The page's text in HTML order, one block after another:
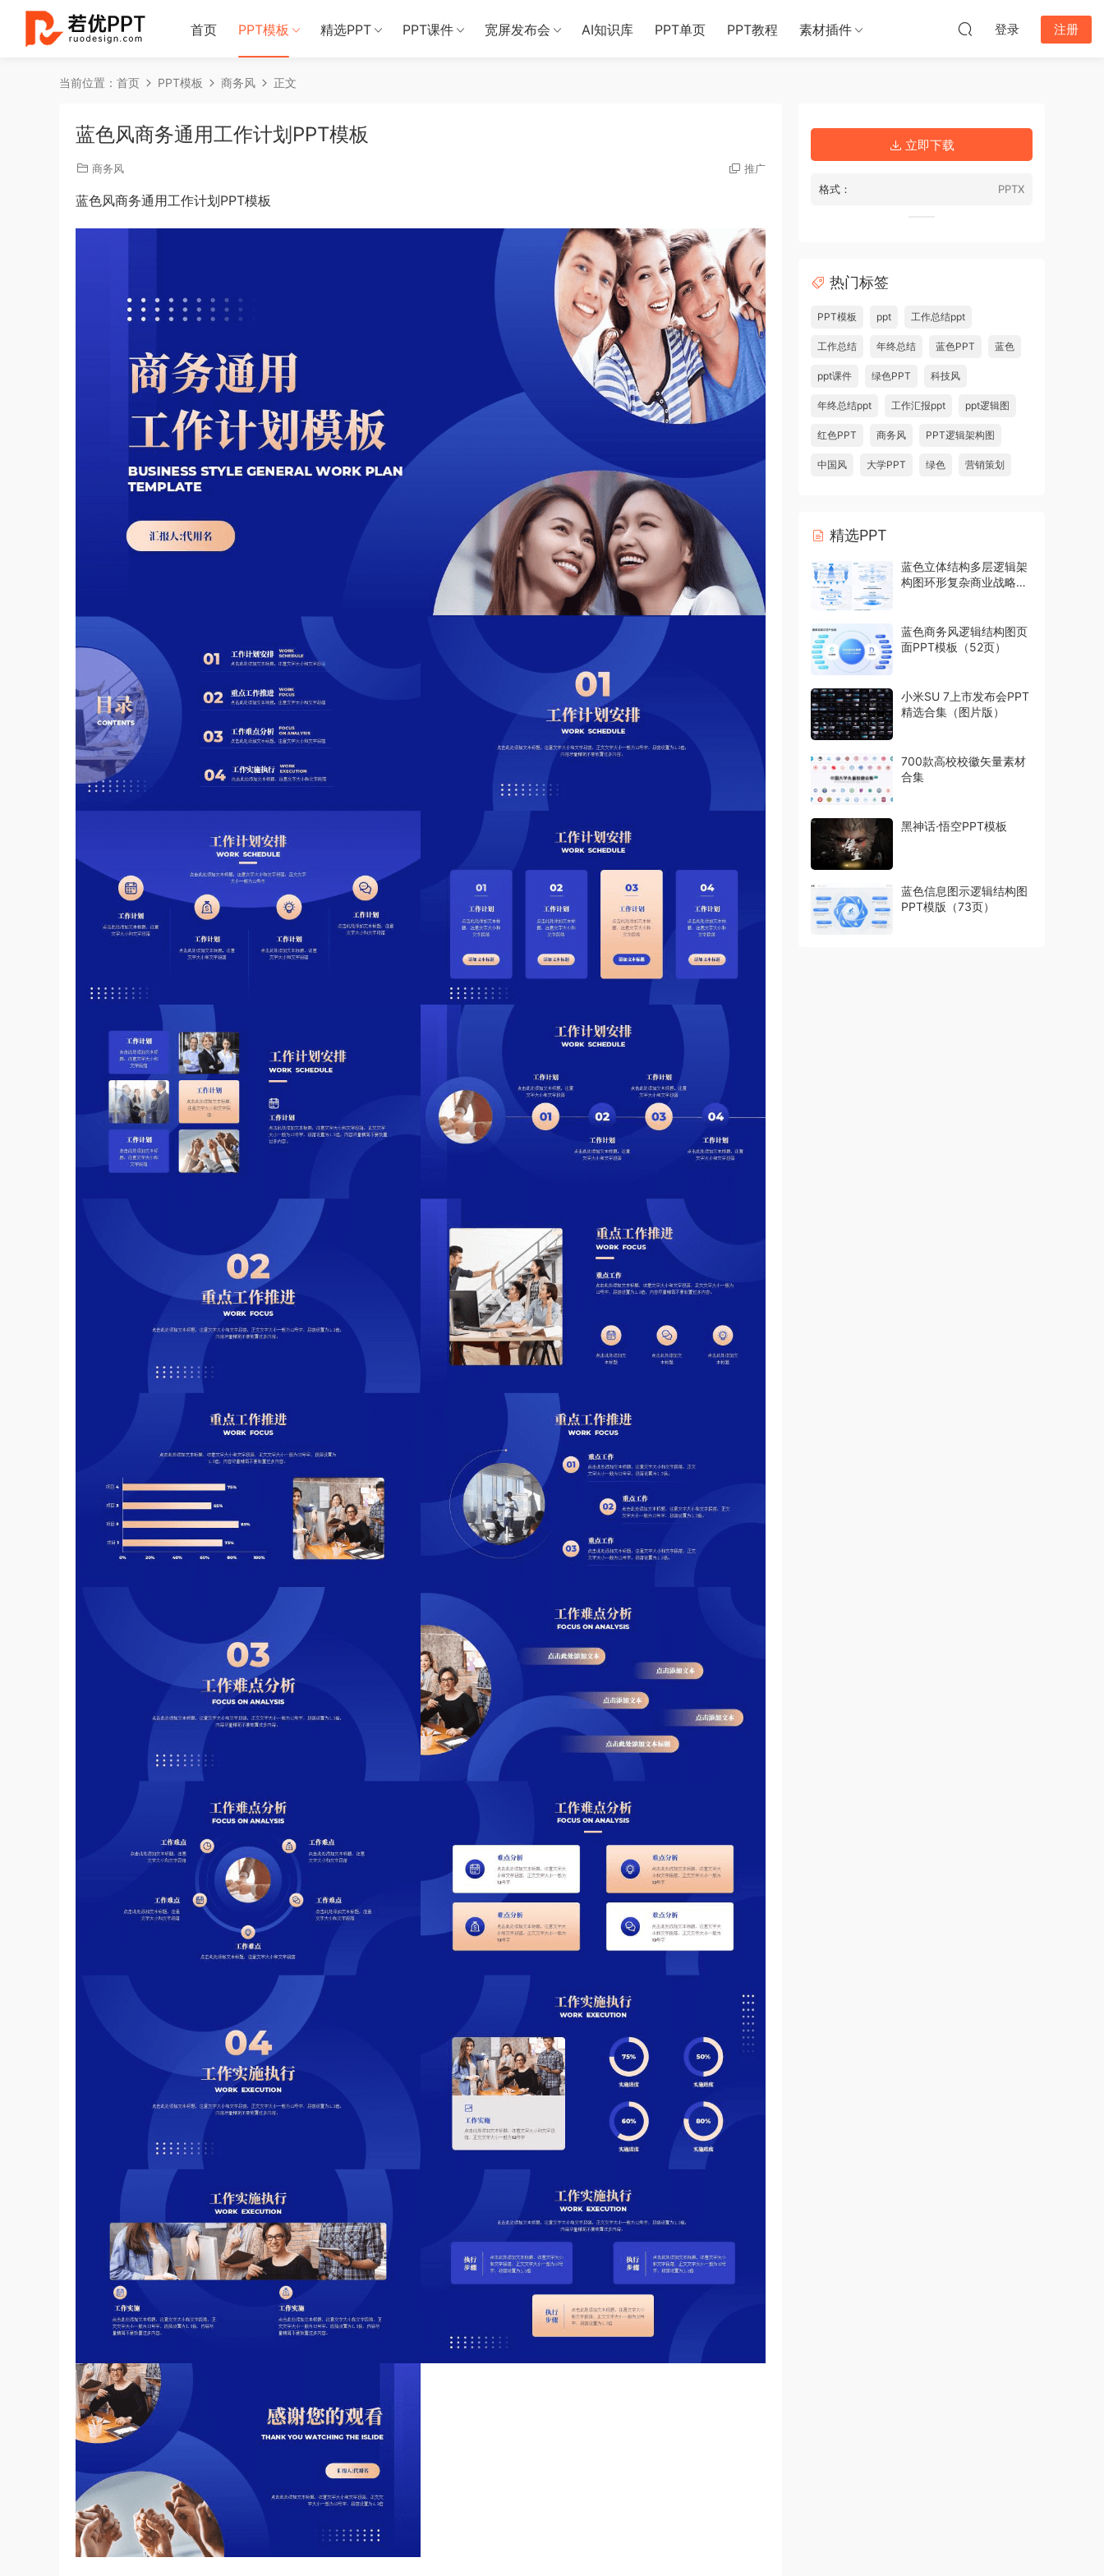
首页 PPT模板 精选PPT PPT课件 宽屏发布会 AI知识库 PPT单页 PPT教程 素材插件 登录 注册
当前位置： 首页 PPT模板 商务风 正文
蓝色风商务通用工作计划PPT模板
商务风 推广
蓝色风商务通用工作计划PPT模板
立即下载
格式： PPTX
热门标签
PPT模板 ppt 工作总结ppt
工作总结 年终总结 蓝色PPT 蓝色
ppt课件 绿色PPT 科技风
年终总结ppt 工作汇报ppt ppt逻辑图
红色PPT 商务风 PPT逻辑架构图
中国风 大学PPT 绿色 营销策划
精选PPT
蓝色立体结构多层逻辑架
构图环形复杂商业战略模
蓝色商务风逻辑结构图页
面PPT模板（52页）
小米SU 7上市发布会PPT
精选合集（图片版）
700款高校校徽矢量素材
合集
黑神话·悟空PPT模板
蓝色信息图示逻辑结构图
PPT模版（73页）